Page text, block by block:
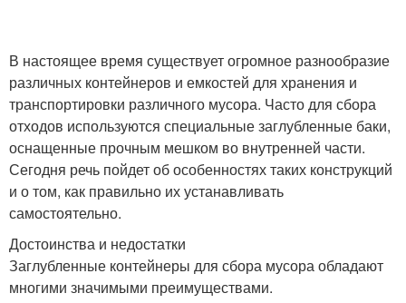
В настоящее время существует огромное разнообразие
различных контейнеров и емкостей для хранения и
транспортировки различного мусора. Часто для сбора
отходов используются специальные заглубленные баки,
оснащенные прочным мешком во внутренней части.
Сегодня речь пойдет об особенностях таких конструкций
и о том, как правильно их устанавливать
самостоятельно.
Достоинства и недостатки
Заглубленные контейнеры для сбора мусора обладают
многими значимыми преимуществами.